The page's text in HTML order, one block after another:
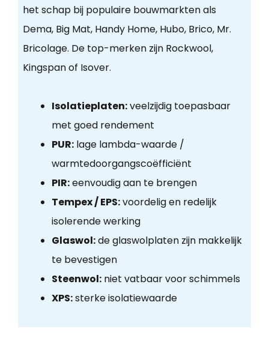
het schap bij populaire bouwmarkten als
Dema, Big Mat, Handy Home, Hubo, Brico, Mr.
Bricolage. De top-merken zijn Rockwool,
Kingspan of Isover.
Isolatieplaten:veelzijdig toepasbaar
met goed rendement
PUR:lage lambda-waarde /
warmtedoorgangscoëfficiënt
PIR:eenvoudig aan te brengen
Tempex / EPS:voordelig en redelijk
isolerende werking
Glaswol:de glaswolplaten zijn makkelijk
te bevestigen
Steenwol:niet vatbaar voor schimmels
XPS:sterke isolatiewaarde